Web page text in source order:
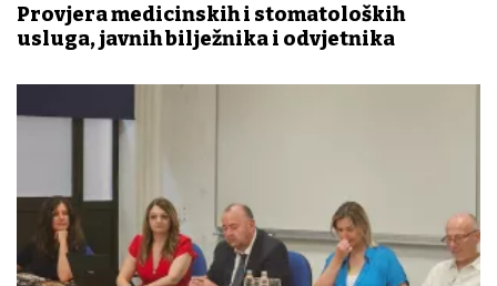
Provjera medicinskih i stomatoloških
usluga, javnih bilježnika i odvjetnika